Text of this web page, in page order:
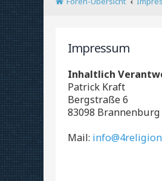
Impressum
Inhaltlich
Patrick Kraft
Bergstraße 6
83098 Brannenburg
Mail: